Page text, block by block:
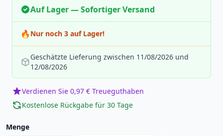
Auf Lager — Sofortiger Versand
🔥 Nur noch 3 auf Lager!
Geschätzte Lieferung zwischen 11/08/2026 und
12/08/2026
Verdienen Sie 0,97 € Treueguthaben
Kostenlose Rückgabe für 30 Tage
Menge